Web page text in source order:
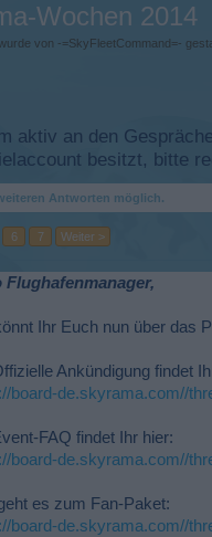
Wochen 2014
wurde von -=SkyFleetCommand=-
aktiv an den
besitzt, bitte
Antworten möglich.
6 7 Weiter >
Flughafenmanager,
Ihr Euch nun über das
Ankündigung findet
board-de.skyrama.com//
FAQ findet Ihr hier:
board-de.skyrama.com//
es zum Fan-Paket:
board-de.skyrama.com//